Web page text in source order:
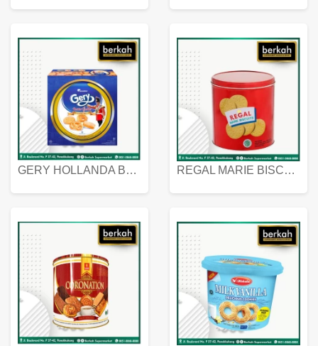
GERY HOLLANDA BUTTER COOKIES 450 GRAM REGAL MARIE BISCUIT KALENG 550 GRAM